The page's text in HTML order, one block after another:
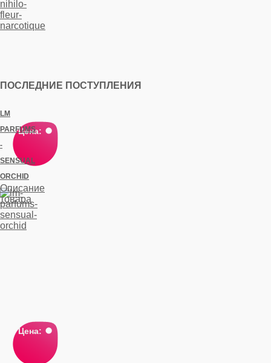
Цена:
Описание
товара
ПОСЛЕДНИЕ ПОСТУПЛЕНИЯ
LM
PARFUMS
-
SENSUAL
ORCHID
Цена: